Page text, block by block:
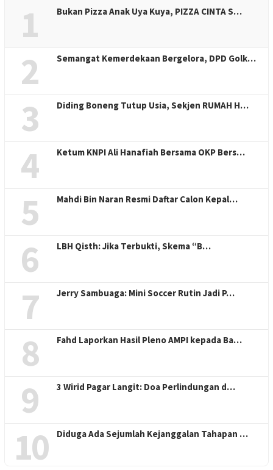
1 Bukan Pizza Anak Uya Kuya, PIZZA CINTA S…
2 Semangat Kemerdekaan Bergelora, DPD Golk…
3 Diding Boneng Tutup Usia, Sekjen RUMAH H…
4 Ketum KNPI Ali Hanafiah Bersama OKP Bers…
5 Mahdi Bin Naran Resmi Daftar Calon Kepal…
6 LBH Qisth: Jika Terbukti, Skema “B…
7 Jerry Sambuaga: Mini Soccer Rutin Jadi P…
8 Fahd Laporkan Hasil Pleno AMPI kepada Ba…
9 3 Wirid Pagar Langit: Doa Perlindungan d…
10 Diduga Ada Sejumlah Kejanggalan Tahapan …